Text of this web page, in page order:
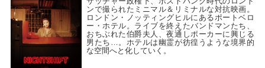
ンで撮られたミニマル＆リミナルな対抗映画。
ロンドン・ノッティングヒルにあるポートベロ
ー・ホテル。ライブを終えたバンドマンたち、
おちぶれた伯爵夫人、夜通しポーカーに興じる
男たち…。ホテルは幽霊が彷徨うような境界的
な空間へと化していく。